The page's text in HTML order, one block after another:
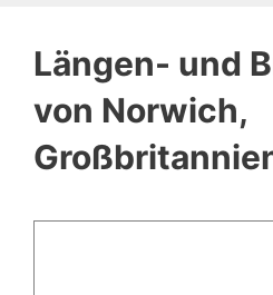
Längen- und
von Norwich,